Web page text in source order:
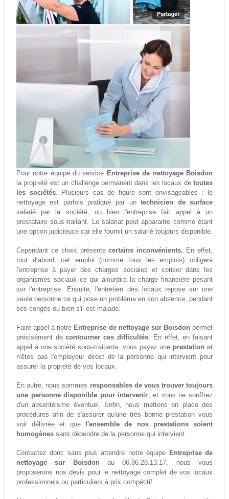
Pour notre équipe du service Entreprise de nettoyage Boisdon
la propreté est un challenge permanent dans les locaux detoutes
les sociétés. Plusieurs cas de figure sont envisageables : le
nettoyage est parfois pratiqué par untechnicien de surface
salarié par la société, ou bien l'entreprise fait appel à un
prestataire sous-traitant. Le salariat peut apparaitre comme étant
une option judicieuce car elle fournit un salarié toujours disponible.
Cependant ce choix présentecertains inconvénients. En effet,
tout d‘abord, cet emploi (comme tous les emplois) obligera
l'entreprise à payer des charges sociales et cotiser dans les
organismes sociaux ce qui alourdira la charge financière pesant
sur l'entreprise. Ensuite, l'entretien des locaux repose sur une
seule personne ce qui pose un problème en son absence, pendant
ses congés ou bien s'il est malade.
Faire appel à notre Entreprise de nettoyage sur Boisdon permet
précisément decontourner ces difficultés. En effet, en faisant
appel à une société sous-traitante, vous payez une prestation et
n'êtes pas l'employeur direct de la personne qui intervient pour
assurer la propreté de vos locaux.
En outre, nous sommes responsables de vous trouver toujours
une personne disponible pour intervenir, et vous ne souffrez
d'un absentéisme éventuel. Enfin, nous mettons en place des
procédures afin de s'assurer qu'une très bonne prestation vous
soit délivrée et que
l'ensemble de nos prestations soient
homogènessans dépendre de la personne qui intervient.
Contactez donc sans plus attendre notre équipe Entreprise de
nettoyage sur Boisdon au 06.86.28.13.17, nous vous
proposerons nos devis pour le nettoyage complet de vos locaux
professionnels ou particuliers à prix compétitif.